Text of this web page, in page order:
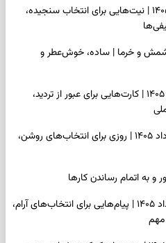
فال ابجد امروز یکشنبه ۱۸ مرداد ۱۴۰۵ | نیت‌هایی برای انتخاب سنجیده،
کشمش و خرما | ساده، خوش‌عطر و
فال تاروت امروز یکشنبه ۱۸ مرداد ۱۴۰۵ | کارت‌هایی برای عبور از تردید،
فال سرنوشت امروز یکشنبه ۱۸ مرداد ۱۴۰۵ | روزی برای انتخاب‌های روشن،
فال فرشتگان امروز یکشنبه ۱۸ مرداد ۱۴۰۵ | پیام‌هایی برای انتخاب‌های آرام،